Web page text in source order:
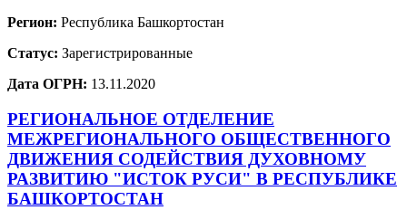
Регион: Республика Башкортостан
Статус: Зарегистрированные
Дата ОГРН: 13.11.2020
РЕГИОНАЛЬНОЕ ОТДЕЛЕНИЕ
МЕЖРЕГИОНАЛЬНОГО ОБЩЕСТВЕННОГО
ДВИЖЕНИЯ СОДЕЙСТВИЯ ДУХОВНОМУ
РАЗВИТИЮ "ИСТОК РУСИ" В РЕСПУБЛИКЕ
БАШКОРТОСТАН